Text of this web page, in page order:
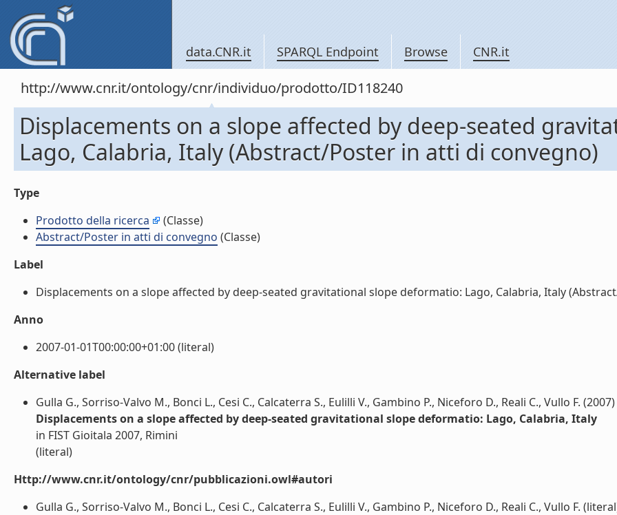
data.CNR.it SPARQL Endpoint Browse CNR.it
http://www.cnr.it/ontology/cnr/individuo/prodotto/ID118240
Displacements on a slope affected by deep-seated
Lago, Calabria, Italy (Abstract/Poster in atti di convegno)
Type
Prodotto della ricerca
(Classe)
Abstract/Poster in atti di convegno (Classe)
Label
Displacements on a slope affected by deep-seated gravitational slope deformatio: Lago, Calabria, Italy
Anno
2007-01-01T00:00:00+01:00 (literal)
Alternative label
Gulla G., Sorriso-Valvo M., Bonci L., Cesi C., Calcaterra S., Eulilli V., Gambino P., Niceforo D., Reali C., Vullo F. (2007)
Displacements on a slope affected by deep-seated gravitational slope deformatio: Lago, Calabria, Italy
in FIST Gioitala 2007, Rimini
(literal)
Http://www.cnr.it/ontology/cnr/pubblicazioni.owl#autori
Gulla G., Sorriso-Valvo M., Bonci L., Cesi C., Calcaterra S., Eulilli V., Gambino P., Niceforo D., Reali C., Vullo F.